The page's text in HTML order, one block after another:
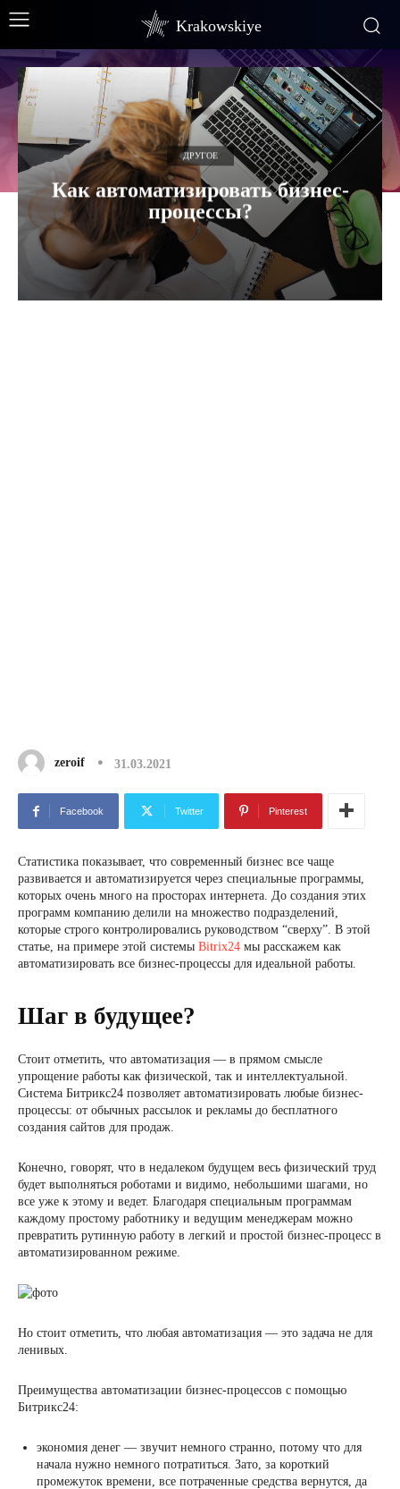
Krakowskiye
ДРУГОЕ
Как автоматизировать бизнес-
процессы?
zeroif 31.03.2021
Facebook Twitter Pinterest
Статистика показывает, что современный бизнес все чаще
развивается и автоматизируется через специальные программы,
которых очень много на просторах интернета. До создания этих
программ компанию делили на множество подразделений,
которые строго контролировались руководством “сверху”. В этой
статье, на примере этой системы Bitrix24 мы расскажем как
автоматизировать все бизнес-процессы для идеальной работы.
Шаг в будущее?
Стоит отметить, что автоматизация — в прямом смысле
упрощение работы как физической, так и интеллектуальной.
Система Битрикс24 позволяет автоматизировать любые бизнес-
процессы: от обычных рассылок и рекламы до бесплатного
создания сайтов для продаж.
Конечно, говорят, что в недалеком будущем весь физический труд
будет выполняться роботами и видимо, небольшими шагами, но
все уже к этому и ведет. Благодаря специальным программам
каждому простому работнику и ведущим менеджерам можно
превратить рутинную работу в легкий и простой бизнес-процесс в
автоматизированном режиме.
Но стоит отметить, что любая автоматизация — это задача не для
ленивых.
Преимущества автоматизации бизнес-процессов с помощью
Битрикс24:
экономия денег — звучит немного странно, потому что для
начала нужно немного потратиться. Зато, за короткий
промежуток времени, все потраченные средства вернутся, да